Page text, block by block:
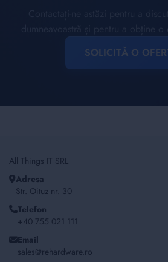
SOLICITĂ O
All Things IT SRL
Adresa
Str. Oituz nr. 30
Telefon
+40 755 021 111
Email
sales@rehardware.ro